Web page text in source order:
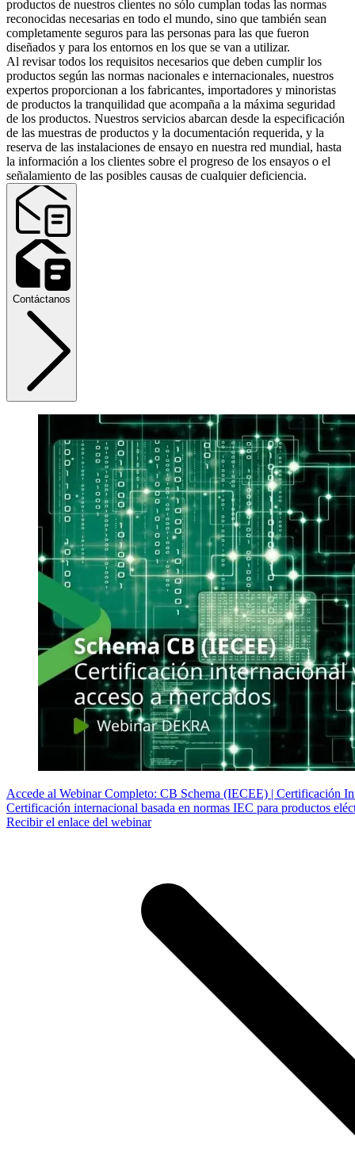
productos de nuestros clientes no sólo cumplan todas las normas
reconocidas necesarias en todo el mundo, sino que también sean
completamente seguros para las personas para las que fueron
diseñados y para los entornos en los que se van a utilizar.
Al revisar todos los requisitos necesarios que deben cumplir los
productos según las normas nacionales e internacionales, nuestros
expertos proporcionan a los fabricantes, importadores y minoristas
de productos la tranquilidad que acompaña a la máxima seguridad
de los productos. Nuestros servicios abarcan desde la especificación
de las muestras de productos y la documentación requerida, y la
reserva de las instalaciones de ensayo en nuestra red mundial, hasta
la información a los clientes sobre el progreso de los ensayos o el
señalamiento de las posibles causas de cualquier deficiencia.
Contáctanos
Accede al Webinar Completo: CB Schema (IECEE) | Certificación
Certificación internacional basada en normas IEC para productos
Recibir el enlace del webinar